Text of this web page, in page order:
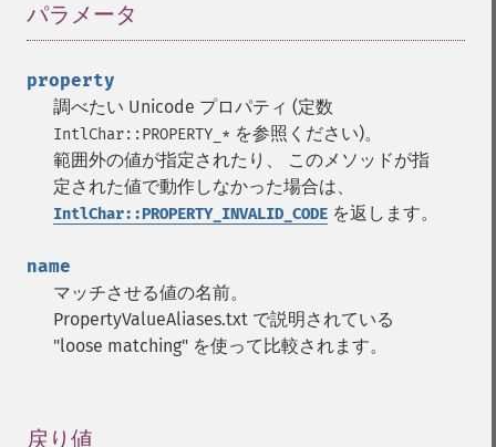
パラメータ
property
調べたい Unicode プロパティ (定数
IntlChar::PROPERTY_* を参照ください)。
範囲外の値が指定されたり、 このメソッドが指
定された値で動作しなかった場合は、
IntlChar::PROPERTY_INVALID_CODE を返します。
name
マッチさせる値の名前。
PropertyValueAliases.txt で説明されている
"loose matching" を使って比較されます。
戻り値